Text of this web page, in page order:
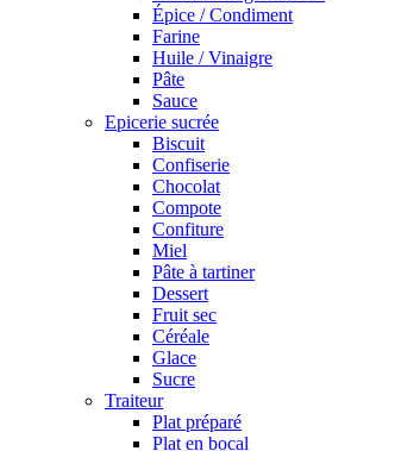
Épice / Condiment
Farine
Huile / Vinaigre
Pâte
Sauce
Epicerie sucrée
Biscuit
Confiserie
Chocolat
Compote
Confiture
Miel
Pâte à tartiner
Dessert
Fruit sec
Céréale
Glace
Sucre
Traiteur
Plat préparé
Plat en bocal